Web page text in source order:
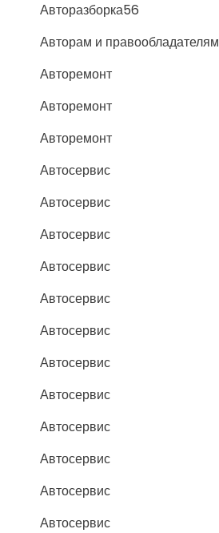
Авторазборка56
Авторам и правообладателям
Авторемонт
Авторемонт
Авторемонт
Автосервис
Автосервис
Автосервис
Автосервис
Автосервис
Автосервис
Автосервис
Автосервис
Автосервис
Автосервис
Автосервис
Автосервис